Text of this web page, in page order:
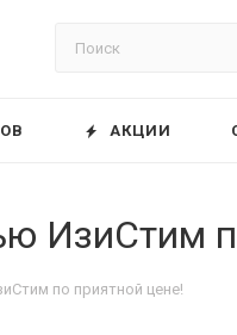
АКЦИИ
ИзиСтим
по приятной цене!